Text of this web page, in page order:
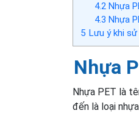
4.2Nhựa
4.3 Nhựa
5 Lưu ý khi
Nhựa
Nhựa PET là
đến là loại